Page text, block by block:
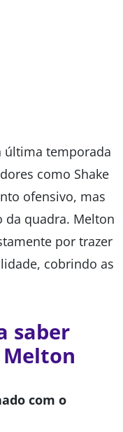
última temporada
como Shake
ofensivo, mas
da quadra. Melton
por trazer
cobrindo as
saber
Melton
com o